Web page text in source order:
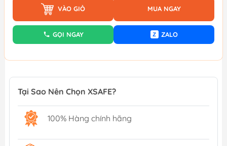
VÀO GIỎ MUA NGAY
GỌI NGAY Z ZALO
Tại Sao Nên Chọn XSAFE?
100% Hàng chính hãng